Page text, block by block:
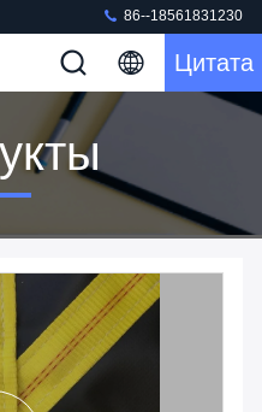
86--18561831230
Цитата